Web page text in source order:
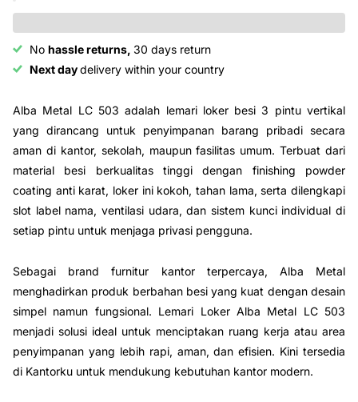
No hassle returns, 30 days return
Next daydelivery within your country
Alba Metal LC 503 adalah lemari loker besi 3 pintu vertikal
yang dirancang untuk penyimpanan barang pribadi secara
aman di kantor, sekolah, maupun fasilitas umum. Terbuat dari
material besi berkualitas tinggi dengan finishing powder
coating anti karat, loker ini kokoh, tahan lama, serta dilengkapi
slot label nama, ventilasi udara, dan sistem kunci individual di
setiap pintu untuk menjaga privasi pengguna.
Sebagai brand furnitur kantor terpercaya, Alba Metal
menghadirkan produk berbahan besi yang kuat dengan desain
simpel namun fungsional. Lemari Loker Alba Metal LC 503
menjadi solusi ideal untuk menciptakan ruang kerja atau area
penyimpanan yang lebih rapi, aman, dan efisien. Kini tersedia
di Kantorku untuk mendukung kebutuhan kantor modern.